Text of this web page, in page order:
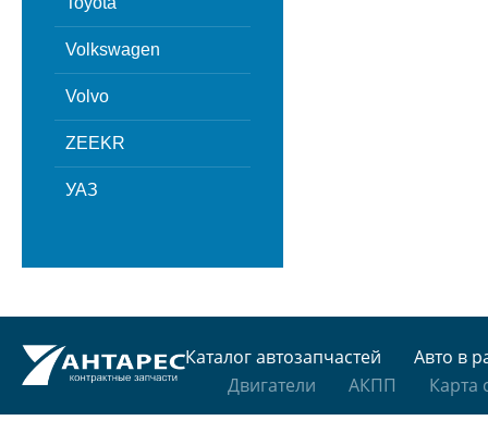
Volkswagen
Volvo
ZEEKR
УАЗ
Каталог автозапчастей
Авто в
Двигатели
АКПП Карта